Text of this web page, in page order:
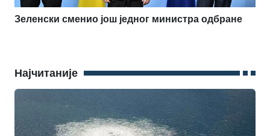
Зеленски сменио још једног министра одбране
Најчитаније